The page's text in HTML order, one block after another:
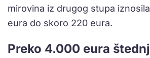
mirovina iz drugog stupa
eura do skoro 220 eura.
Preko 4.000 eura